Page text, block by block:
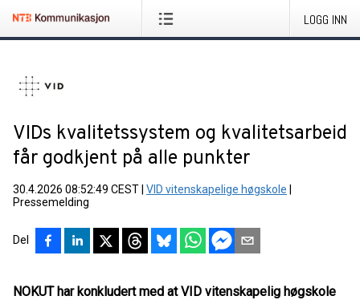
LOGG INN
VIDs kvalitetssystem og kvalitetsarbeid
får godkjent på alle punkter
30.4.2026 08:52:49 CEST VID vitenskapelige høgskole
Pressemelding
Del
NOKUT har konkludert med at VID vitenskapelig høgskole